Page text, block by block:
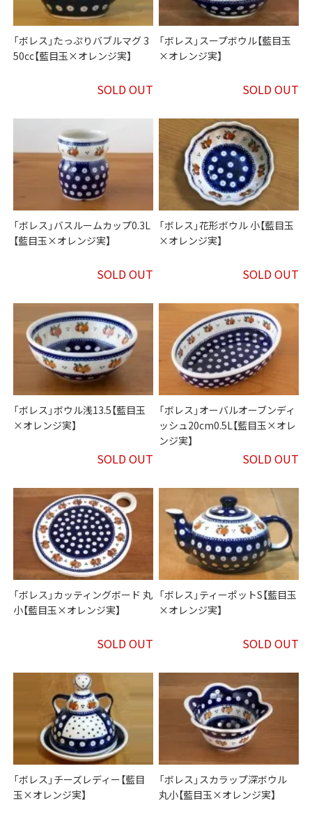
「ボレス」たっぷりバブルマグ 3
50cc【藍目玉×オレンジ実】
SOLD OUT
「ボレス」スープボウル【藍目玉
×オレンジ実】
SOLD OUT
「ボレス」バスルームカップ0.3L
【藍目玉×オレンジ実】
SOLD OUT
「ボレス」花形ボウル 小【藍目玉
×オレンジ実】
SOLD OUT
「ボレス」ボウル浅13.5【藍目玉
×オレンジ実】
SOLD OUT
「ボレス」オーバルオーブンディ
ッシュ20cm0.5L【藍目玉×オレ
ンジ実】
SOLD OUT
「ボレス」カッティングボード 丸
小【藍目玉×オレンジ実】
SOLD OUT
「ボレス」ティーポットS【藍目玉
×オレンジ実】
SOLD OUT
「ボレス」チーズレディー【藍目
玉×オレンジ実】
「ボレス」スカラップ深ボウル
丸小【藍目玉×オレンジ実】